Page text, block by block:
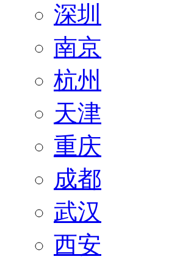
深圳
南京
杭州
天津
重庆
成都
武汉
西安